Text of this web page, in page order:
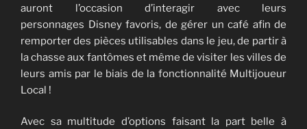
auront l’occasion d’interagir avec leurs
personnages Disney favoris, de gérer un café afin de
remporter des pièces utilisables dans le jeu, de partir à
la chasse aux fantômes et même de visiter les villes de
leurs amis par le biais de la fonctionnalité Multijoueur
Local !
Avec sa multitude d’options faisant la part belle à